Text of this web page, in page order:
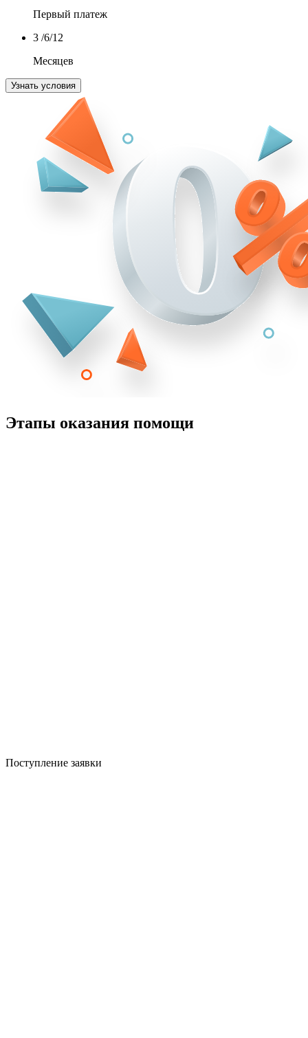
Первый платеж
3 /6/12
Месяцев
Узнать условия
Этапы оказания помощи
Поступление заявки